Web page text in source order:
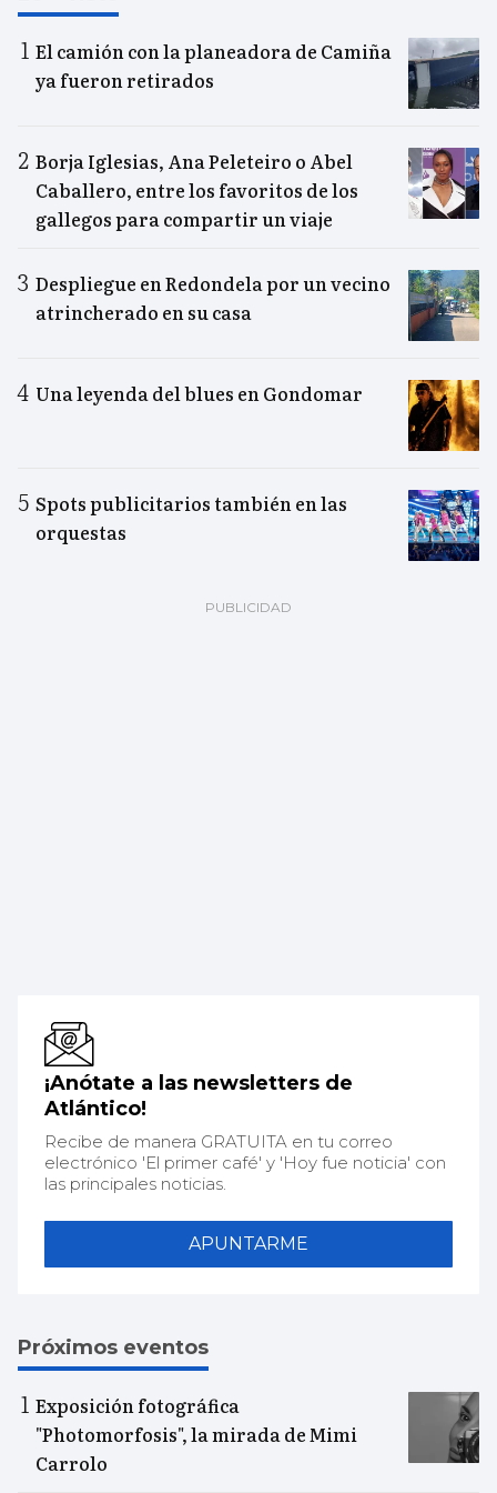
El camión con la planeadora de Camiña
ya fueron retirados
Borja Iglesias, Ana Peleteiro o Abel
Caballero, entre los favoritos de los
gallegos para compartir un viaje
Despliegue en Redondela por un vecino
atrincherado en su casa
Una leyenda del blues en Gondomar
Spots publicitarios también en las
orquestas
¡Anótate a las newsletters de
Atlántico!
Recibe de manera GRATUITA en tu correo
electrónico 'El primer café' y 'Hoy fue noticia' con
las principales noticias.
APUNTARME
Próximos eventos
Exposición fotográfica
"Photomorfosis", la mirada de Mimi
Carrolo